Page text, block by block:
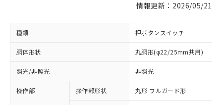
情報更新：2026/05/21
種類 押ボタンスイッチ
胴体形状 丸胴形(φ22/25mm共用)
照光/非照光 非照光
操作部 操作部形状 丸形 フルガード形